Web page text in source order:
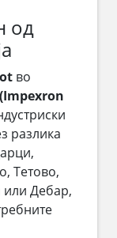
од
во
разлика
Тетово,
или Дебар,